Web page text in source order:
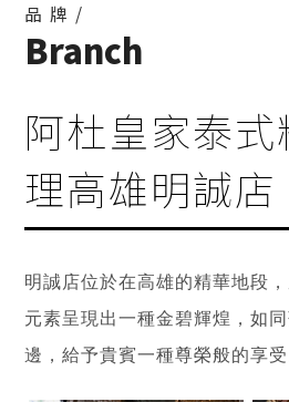
品牌/
Branch
阿杜皇家泰式
理高雄明誠店
明誠店位於在高雄的精華地段
元素呈現出一種金碧輝煌，如
邊，給予貴賓一種尊榮般的享受